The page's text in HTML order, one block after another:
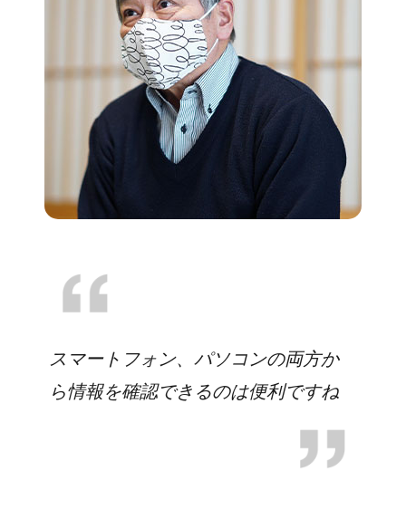
スマートフォン、パソコンの両方か
ら情報を確認できるのは便利ですね